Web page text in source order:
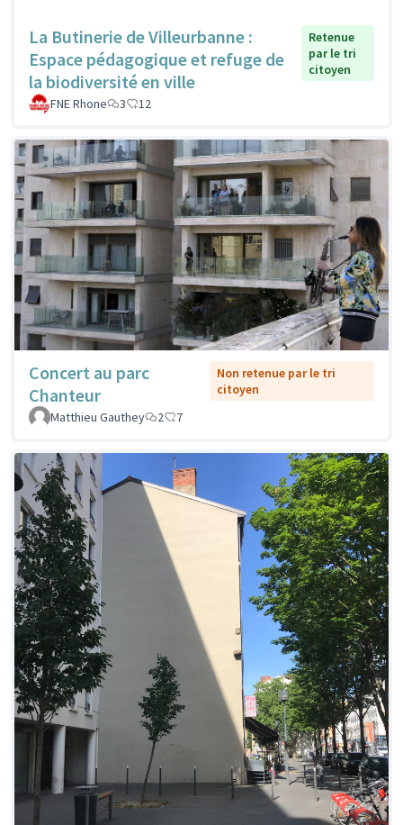
La Butinerie de Villeurbanne :
Espace pédagogique et refuge de
la biodiversité en ville
Retenue
par le tri
citoyen
FNE Rhone 3 12
Concert au parc
Chanteur
Non retenue par le tri
citoyen
Matthieu Gauthey
2 7